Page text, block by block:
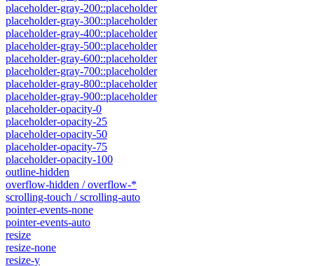
placeholder-gray-200::placeholder
placeholder-gray-300::placeholder
placeholder-gray-400::placeholder
placeholder-gray-500::placeholder
placeholder-gray-600::placeholder
placeholder-gray-700::placeholder
placeholder-gray-800::placeholder
placeholder-gray-900::placeholder
placeholder-opacity-0
placeholder-opacity-25
placeholder-opacity-50
placeholder-opacity-75
placeholder-opacity-100
outline-hidden
overflow-hidden / overflow-*
scrolling-touch / scrolling-auto
pointer-events-none
pointer-events-auto
resize
resize-none
resize-y